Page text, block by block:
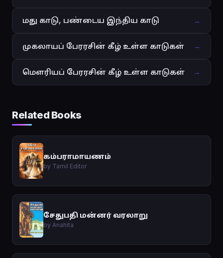
மது காடு, பண்டைய இந்திய காடு →
முகலாயப் பேரரசின் கீழ் உள்ள காடுகள் →
மௌரியப் பேரரசின் கீழ் உள்ள காடுகள் →
Related Books
கம்பராமாயணம்
by Tamil Editor
சேதுபதி மன்னர் வரலாறு
by Anahita